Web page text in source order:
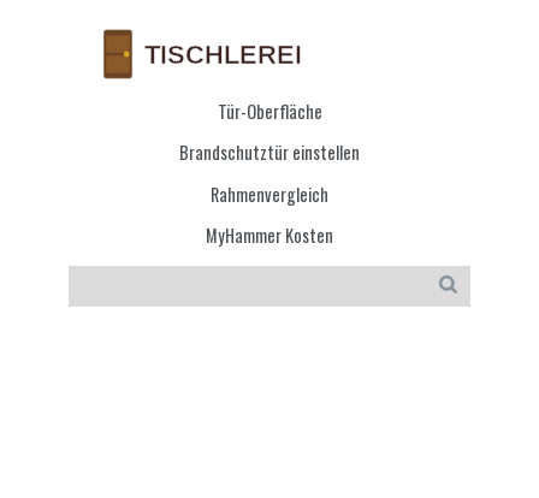
Tür-Oberfläche
Brandschutztür einstellen
Rahmenvergleich
MyHammer Kosten